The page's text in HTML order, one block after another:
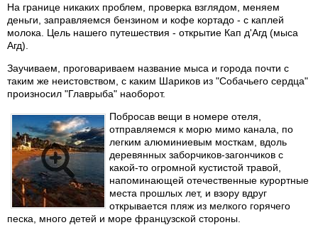
На границе никаких проблем, проверка взглядом, меняем
деньги, заправляемся бензином и кофе кортадо - с каплей
молока. Цель нашего путешествия - открытие Кап д'Агд (мыса
Агд).
Заучиваем, проговариваем название мыса и города почти с
таким же неистовством, с каким Шариков из "Собачьего сердца"
произносил "Главрыба" наоборот.
Побросав вещи в номере отеля,
отправляемся к морю мимо канала, по
легким алюминиевым мосткам, вдоль
деревянных заборчиков-загончиков с
какой-то огромной кустистой травой,
напоминающей отечественные курортные
места прошлых лет, и взору вдруг
открывается пляж из мелкого горячего
песка, много детей и море французской стороны.